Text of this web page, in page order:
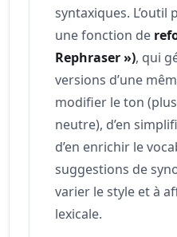
syntaxiques.
une fonction de
Rephraser »), qui
versions d’une
modifier le ton
neutre), d’en
d’en enrichir le
suggestions de
varier le style et à
lexicale.